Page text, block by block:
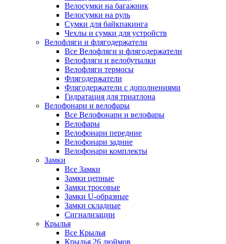
Велосумки на багажник
Велосумки на руль
Сумки для байкпакинга
Чехлы и сумки для устройств
Велофляги и флягодержатели
Все Велофляги и флягодержатели
Велофляги и велобутылки
Велофляги термосы
Флягодержатели
Флягодержатели с дополнениями
Гидратация для триатлона
Велофонари и велофары
Все Велофонари и велофары
Велофары
Велофонари передние
Велофонари задние
Велофонари комплекты
Замки
Все Замки
Замки цепные
Замки тросовые
Замки U-образные
Замки складные
Сигнализации
Крылья
Все Крылья
Крылья 26 дюймов